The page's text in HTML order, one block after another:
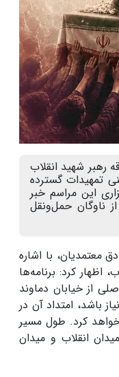
رهبر شهید انقلاب
تمهیدات گسترده
این مراسم خبر
ناوگان حمل‌ونقل
معتمدیان، با اشاره
اظهار کرد: برنامه‌ها
اصلی از خیابان دماوند
باشد، امتداد آن در
خواهد کرد. طول مسیر
انقلاب و میدان